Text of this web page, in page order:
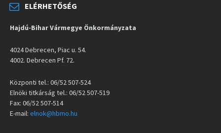
ELÉRHETŐSÉG
Hajdú-Bihar Vármegye Önkormányzata
4024 Debrecen, Piac u. 54.
4002. Debrecen Pf. 72.
Központi tel.: 06/52 507-524
Elnöki titkárság tel.: 06/52 507-519
Fax: 06/52 507-514
E-mail: elnok@hbmo.hu